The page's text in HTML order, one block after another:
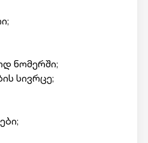
ნომერში;
სივრცე;